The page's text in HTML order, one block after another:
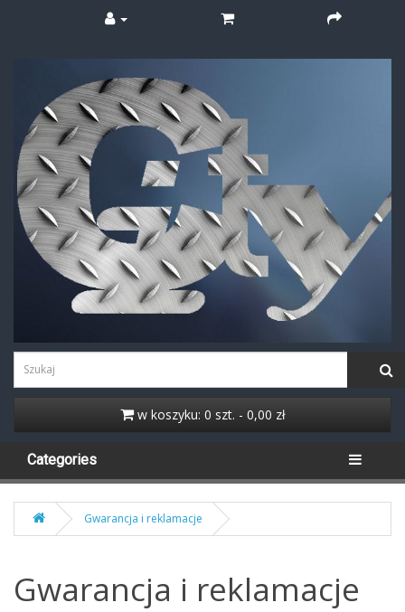
w koszyku: 0 szt. - 0,00 zł
Categories
Gwarancja i reklamacje
Gwarancja i reklamacje